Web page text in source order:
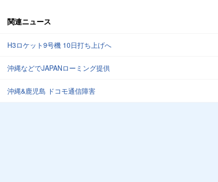
関連ニュース
H3ロケット9号機 10日打ち上げへ
沖縄などでJAPANローミング提供
沖縄&鹿児島 ドコモ通信障害